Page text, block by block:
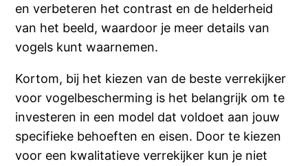
en verbeteren het contrast en de helderheid
van het beeld, waardoor je meer details van
vogels kunt waarnemen.
Kortom, bij het kiezen van de beste verrekijker
voor vogelbescherming is het belangrijk om te
investeren in een model dat voldoet aan jouw
specifieke behoeften en eisen. Door te kiezen
voor een kwalitatieve verrekijker kun je niet